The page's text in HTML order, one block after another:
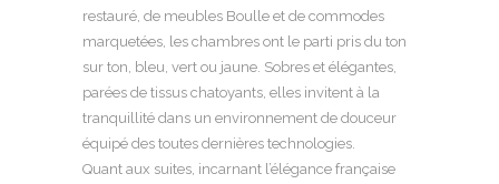
restauré, de meubles Boulle et de commodes
marquetées, les chambres ont le parti pris du ton
sur ton, bleu, vert ou jaune. Sobres et élégantes,
parées de tissus chatoyants, elles invitent à la
tranquillité dans un environnement de douceur
équipé des toutes dernières technologies.
Quant aux suites, incarnant l’élégance française